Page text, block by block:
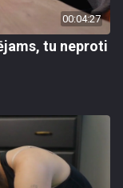
00:04:27
tu neproti